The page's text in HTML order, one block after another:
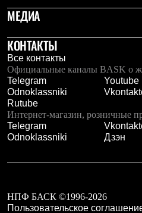
Брюки
Жилеты
Термобелье
Комплект термобелья
Снаряжение
Палатки и тенты
Палатки
Тенты
Аксессуары для палаток
Рюкзаки
Экспедиционные
Легкоходные
Городские
Пуховые
Комбинированные
МЕДИА
КОНТАКТЫ
Все контакты
Официальные каналы BASK о
Telegram
Youtube
Odnoklassniki
Rutube
Интернет-магазин, розничные
Telegram
Odnoklassniki
Дзэн
НПФ БАСК ©1996-2026
Пользовательское